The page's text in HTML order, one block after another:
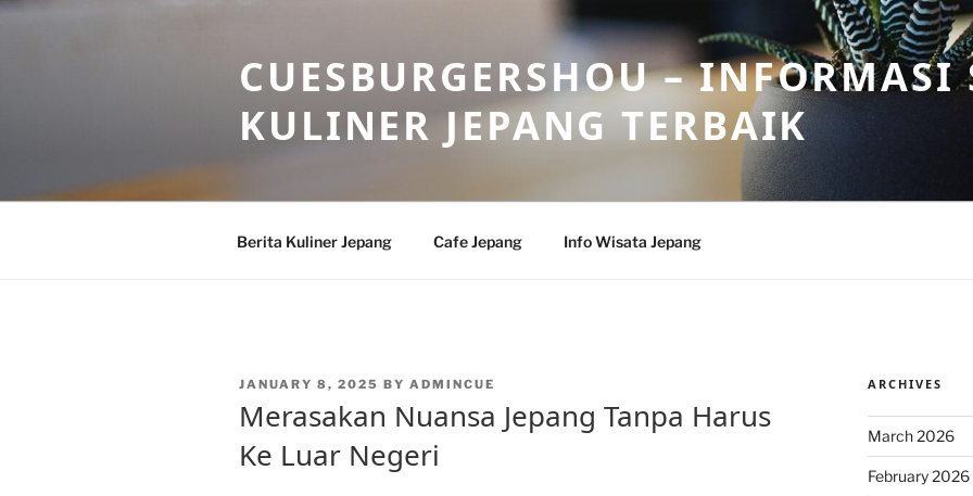
Skip
CUESBURGERSHOU – INFORMASI
KULINER JEPANG TERBAIK
Berita Kuliner Jepang Cafe Jepang Info Wisata Jepang
POSTED
JANUARY 8, 2025 BY ADMINCUE
Merasakan Nuansa Jepang Tanpa Harus
Ke Luar Negeri
ARCHIVES
March 2026
February 2026